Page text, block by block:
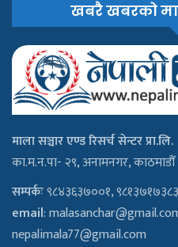
खबरै खबरको
माला सञ्चार एण्ड रिसर्च सेन्टर प्रा.लि.
का.म.न.पा- २९, अनामनगर, काठमाडौँ
सम्पर्कः९८४३६३७००१, ९८१३७१७३८३
email:
nepalimala77@gmail.com